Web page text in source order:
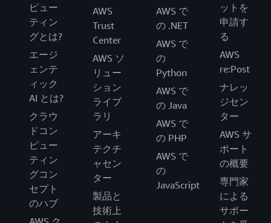
ピュー
ティン
グとは?
エージ
ェンテ
ィック
AI とは?
クラウ
ドコン
ピュー
ティン
グコン
セプト
のハブ
AWS
Trust
Center
AWS ソ
リュー
ション
ライブ
ラリ
アーキ
テクチ
ャセン
ター
製品と
技術上
AWS で
の .NET
AWS で
の
Python
AWS で
の Java
AWS で
の PHP
AWS で
の
JavaScript
ットを
申請す
る
AWS
re:Post
ナレッ
ジセン
ター
AWS サ
ポート
の概要
専門家
による
サポー